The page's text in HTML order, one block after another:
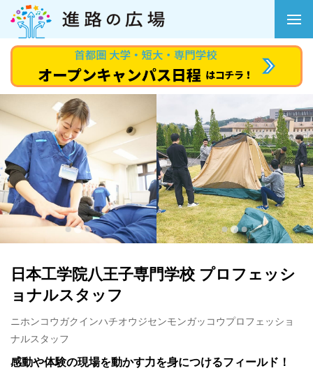
日本工学院八王子専門学校 プロフェッシ
ョナルスタッフ
ニホンコウガクインハチオウジセンモンガッコウプロフェッショ
ナルスタッフ
感動や体験の現場を動かす力を身につけるフィールド！